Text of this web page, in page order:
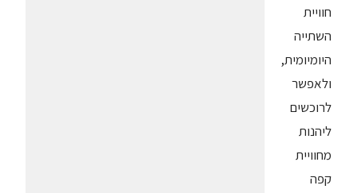
חוויית
השתייה
היומיומית,
ולאפשר
לרוכשים
ליהנות
מחוויית
קפה